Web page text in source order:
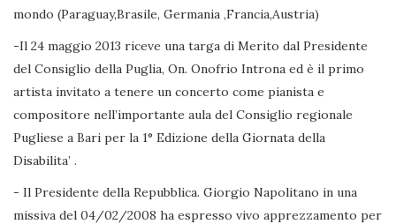
mondo (Paraguay,Brasile, Germania ,Francia,Austria)
-Il 24 maggio 2013 riceve una targa di Merito dal Presidente
del Consiglio della Puglia, On. Onofrio Introna ed è il primo
artista invitato a tenere un concerto come pianista e
compositore nell’importante aula del Consiglio regionale
Pugliese a Bari per la 1° Edizione della Giornata della
Disabilita’ .
- Il Presidente della Repubblica. Giorgio Napolitano in una
missiva del 04/02/2008 ha espresso vivo apprezzamento per